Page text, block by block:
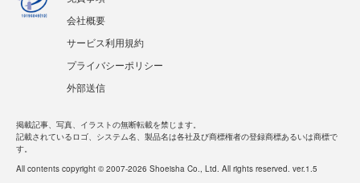
会社概要
サービス利用規約
プライバシーポリシー
外部送信
掲載記事、写真、イラストの無断転載を禁じます。
記載されているロゴ、システム名、製品名は各社及び商標権者の登録商標あるいは商標で
す。
All contents copyright © 2007-2026 Shoeisha Co., Ltd. All rights reserved. ver.1.5